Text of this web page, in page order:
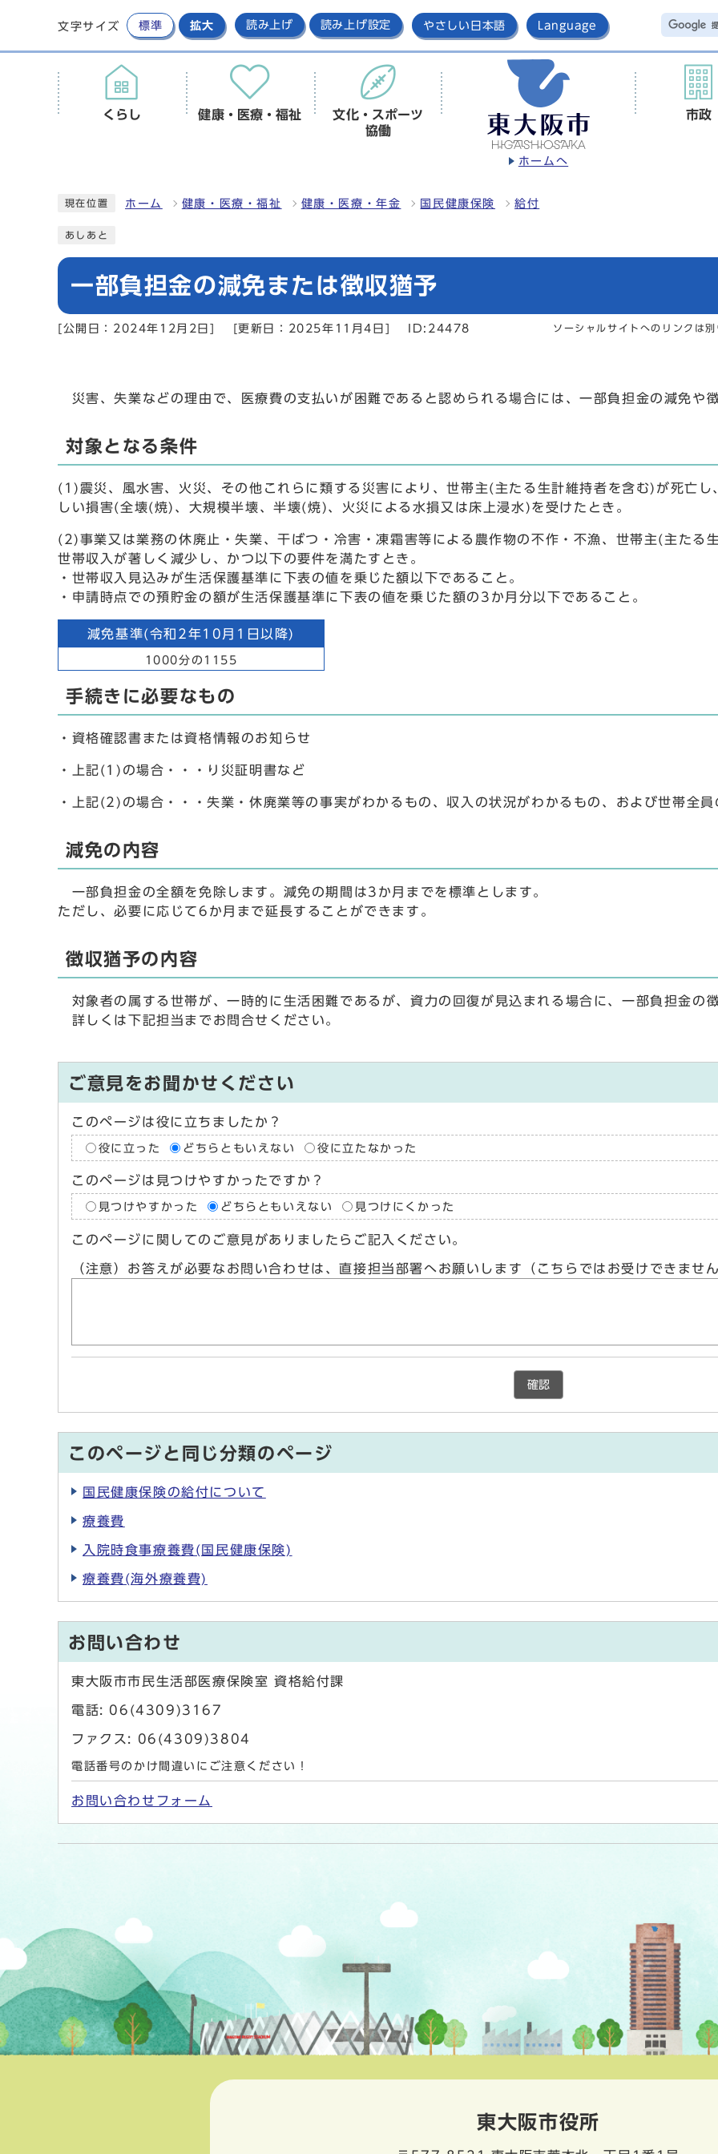
文字サイズ 標準 拡大 読み上げ 読み上げ設定 やさしい日本語 Language
ホームへ
くらし 健康・医療・福祉
文化・スポーツ
協働
市政
現在位置 ホーム 健康・医療・福祉 健康・医療・年金 国民健康保険 給付
あしあと
一部負担金の減免または徴収猶予
[公開日：2024年12月2日] [更新日：2025年11月4日] ID:24478 ソーシャルサイトへのリンクは
災害、失業などの理由で、医療費の支払いが困難であると認められる場合には、一部負担金の減免や
対象となる条件
(1)震災、風水害、火災、その他これらに類する災害により、世帯主(主たる生計維持者を含む)が死亡
しい損害(全壊(焼)、大規模半壊、半壊(焼)、火災による水損又は床上浸水)を受けたとき。
(2)事業又は業務の休廃止・失業、干ばつ・冷害・凍霜害等による農作物の不作・不漁、世帯主(主たる
世帯収入が著しく減少し、かつ以下の要件を満たすとき。
・世帯収入見込みが生活保護基準に下表の値を乗じた額以下であること。
・申請時点での預貯金の額が生活保護基準に下表の値を乗じた額の3か月分以下であること。
減免基準(令和2年10月1日以降)
1000分の1155
手続きに必要なもの
・資格確認書または資格情報のお知らせ
・上記(1)の場合・・・り災証明書など
・上記(2)の場合・・・失業・休廃業等の事実がわかるもの、収入の状況がわかるもの、および世帯全
減免の内容
一部負担金の全額を免除します。減免の期間は3か月までを標準とします。
ただし、必要に応じて6か月まで延長することができます。
徴収猶予の内容
対象者の属する世帯が、一時的に生活困難であるが、資力の回復が見込まれる場合に、一部負担金の
詳しくは下記担当までお問合せください。
ご意見をお聞かせください
このページは役に立ちましたか？
役に立った どちらともいえない 役に立たなかった
このページは見つけやすかったですか？
見つけやすかった どちらともいえない 見つけにくかった
このページに関してのご意見がありましたらご記入ください。
（注意）お答えが必要なお問い合わせは、直接担当部署へお願いします（こちらではお受けできませ
確認
このページと同じ分類のページ
国民健康保険の給付について
療養費
入院時食事療養費(国民健康保険)
療養費(海外療養費)
お問い合わせ
東大阪市市民生活部医療保険室 資格給付課
電話: 06(4309)3167
ファクス: 06(4309)3804
電話番号のかけ間違いにご注意ください！
お問い合わせフォーム
東大阪市役所